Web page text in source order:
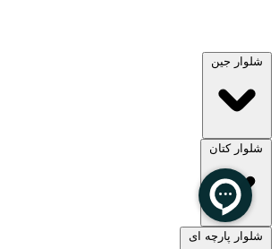
شلوار جین
مشاهده همه
شلوار کتان
شلوار پارچه ای